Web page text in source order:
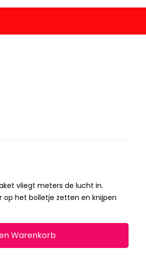
vliegt meters de lucht in.
op het bolletje zetten en knijpen
Warenkorb